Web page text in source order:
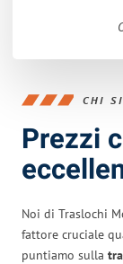
CHI
Prezzi
Noi di Traslochi
fattore cruciale
puntiamo sulla